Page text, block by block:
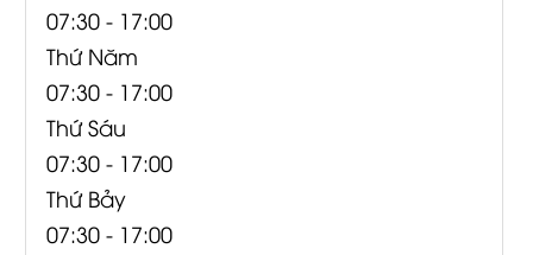
07:30 - 17:00
Thứ Năm
07:30 - 17:00
Thứ Sáu
07:30 - 17:00
Thứ Bảy
07:30 - 17:00